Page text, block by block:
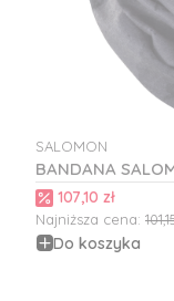
BANDANA
PRODUCENT
SALOMON
Cena
107,10 zł
Najniższa cena:
Do koszyka